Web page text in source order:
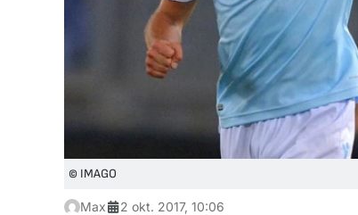
© IMAGO
Max 2 okt. 2017, 10:06